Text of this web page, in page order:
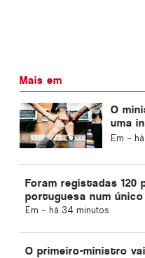
Mais em
O
uma
Em -
Foram registadas 120
portuguesa num
Em - há 34 minutos
O primeiro-ministro